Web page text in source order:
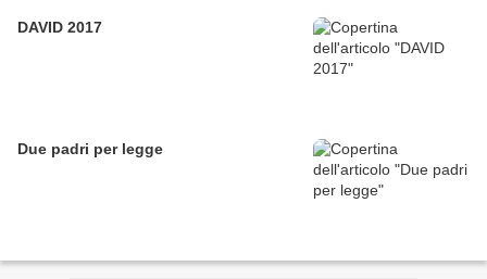
DAVID 2017
Due padri per legge